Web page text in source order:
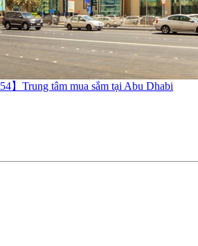
】Trung tâm mua sắm tại Abu Dhabi